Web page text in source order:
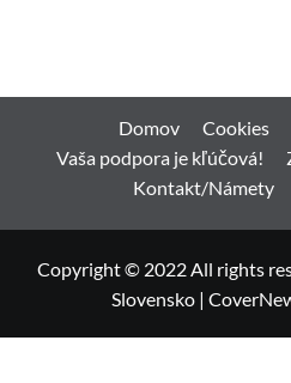
Domov Cookies
Vaša podpora je kľúčová!
Kontakt/Námety
Copyright © 2022 All rights
Slovensko |